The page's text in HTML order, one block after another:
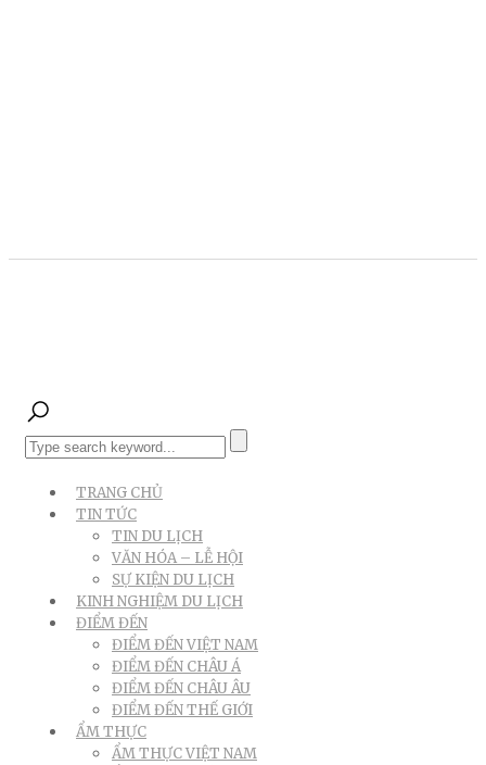
TRANG CHỦ
TIN TỨC
TIN DU LỊCH
VĂN HÓA – LỄ HỘI
SỰ KIỆN DU LỊCH
KINH NGHIỆM DU LỊCH
ĐIỂM ĐẾN
ĐIỂM ĐẾN VIỆT NAM
ĐIỂM ĐẾN CHÂU Á
ĐIỂM ĐẾN CHÂU ÂU
ĐIỂM ĐẾN THẾ GIỚI
ẨM THỰC
ẨM THỰC VIỆT NAM